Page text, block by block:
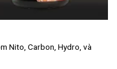
Nito, Carbon, Hydro, và